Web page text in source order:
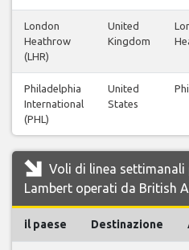
London
Heathrow
(LHR)
United
Kingdom
Philadelphia
International
(PHL)
United
States
Voli di linea settimanali
Lambert operati da British
il paese Destinazione